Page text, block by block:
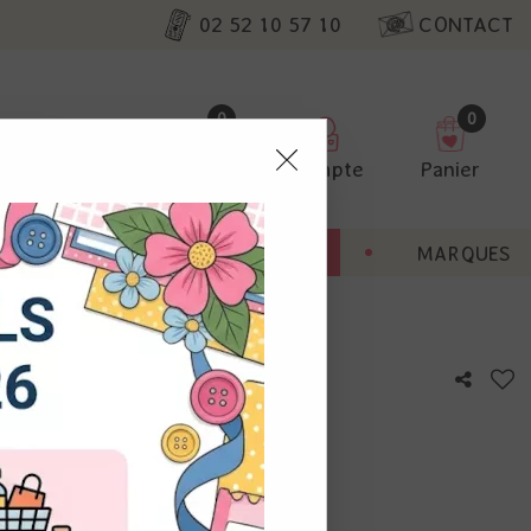
02 52 10 57 10 CONTACT
0
Compte
0
Panier
BONNES AFFAIRES MARQUES
avis !
nos
non
Vous
à droite